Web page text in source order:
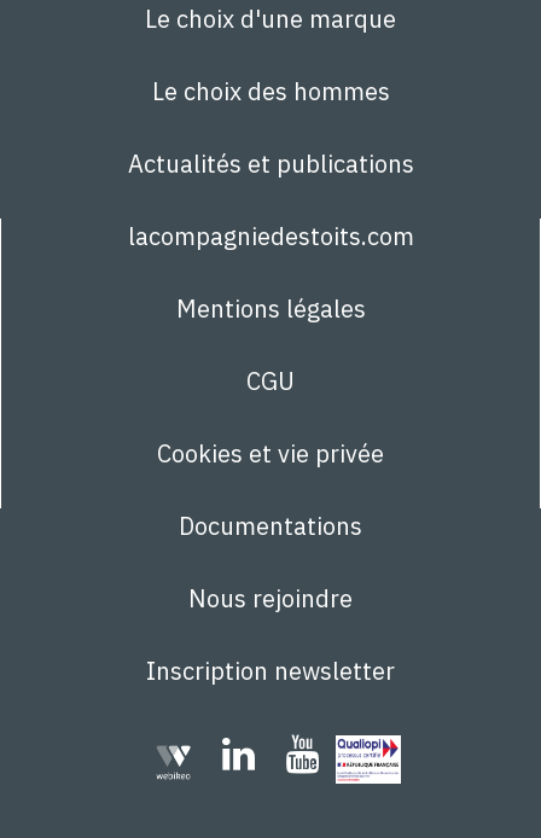
Le choix d'une marque
Le choix des hommes
Actualités et publications
lacompagniedestoits.com
Mentions légales
CGU
Cookies et vie privée
Documentations
Nous rejoindre
Inscription newsletter